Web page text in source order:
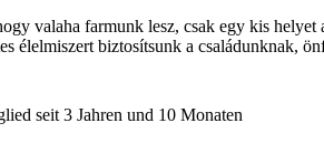
valaha farmunk lesz, csak egy kis
élelmiszert biztosítsunk a családunknak,
seit 3 Jahren und 10 Monaten